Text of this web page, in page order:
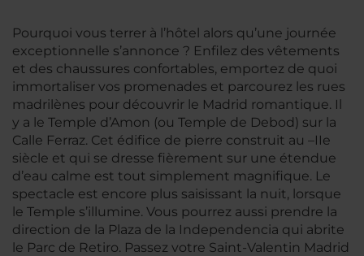
Pourquoi vous terrer à l’hôtel alors qu’une journée
exceptionnelle s’annonce ? Enfilez des vêtements
et des chaussures confortables, emportez de quoi
immortaliser vos promenades et parcourez les rues
madrilènes pour découvrir le Madrid romantique. Il
y a le Temple d’Amon (ou Temple de Debod) sur la
Calle Ferraz. Cet édifice de pierre construit au –IIe
siècle et qui se dresse fièrement sur une étendue
d’eau calme est tout simplement magnifique. Le
spectacle est encore plus saisissant la nuit, lorsque
le Temple s’illumine. Vous pourrez aussi prendre la
direction de la Plaza de la Independencia qui abrite
le Parc de Retiro. Passez votre Saint-Valentin Madrid